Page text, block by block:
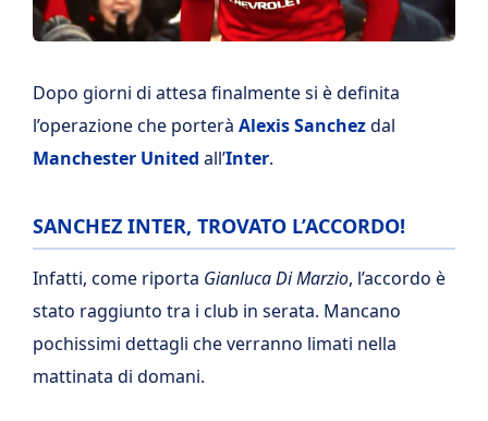
Dopo giorni di attesa finalmente si è definita
l’operazione che porterà Alexis Sanchezdal
Manchester United all’Inter.
SANCHEZ INTER, TROVATO L’ACCORDO!
Infatti, come riporta Gianluca Di Marzio, l’accordo è
stato raggiunto tra i club in serata. Mancano
pochissimi dettagli che verranno limati nella
mattinata di domani.